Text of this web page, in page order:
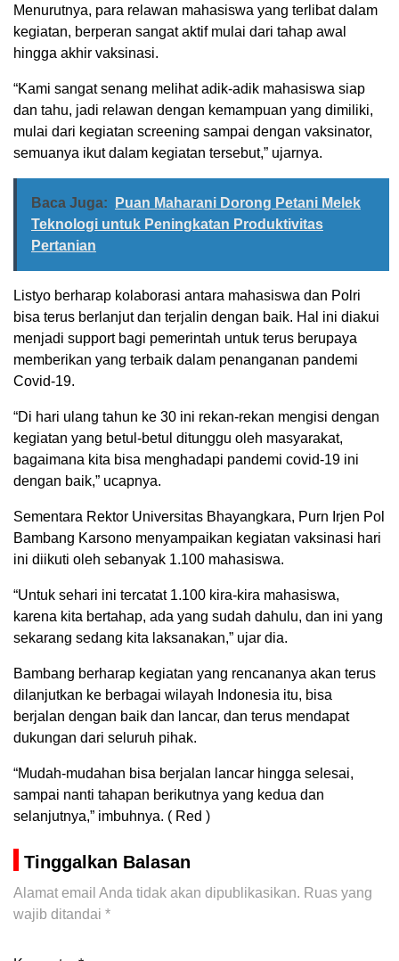
Menurutnya, para relawan mahasiswa yang terlibat dalam
kegiatan, berperan sangat aktif mulai dari tahap awal
hingga akhir vaksinasi.
“Kami sangat senang melihat adik-adik mahasiswa siap
dan tahu, jadi relawan dengan kemampuan yang dimiliki,
mulai dari kegiatan screening sampai dengan vaksinator,
semuanya ikut dalam kegiatan tersebut,” ujarnya.
Baca Juga:
Puan Maharani Dorong Petani Melek
Teknologi untuk Peningkatan Produktivitas
Pertanian
Listyo berharap kolaborasi antara mahasiswa dan Polri
bisa terus berlanjut dan terjalin dengan baik. Hal ini diakui
menjadi support bagi pemerintah untuk terus berupaya
memberikan yang terbaik dalam penanganan pandemi
Covid-19.
“Di hari ulang tahun ke 30 ini rekan-rekan mengisi dengan
kegiatan yang betul-betul ditunggu oleh masyarakat,
bagaimana kita bisa menghadapi pandemi covid-19 ini
dengan baik,” ucapnya.
Sementara Rektor Universitas Bhayangkara, Purn Irjen Pol
Bambang Karsono menyampaikan kegiatan vaksinasi hari
ini diikuti oleh sebanyak 1.100 mahasiswa.
“Untuk sehari ini tercatat 1.100 kira-kira mahasiswa,
karena kita bertahap, ada yang sudah dahulu, dan ini yang
sekarang sedang kita laksanakan,” ujar dia.
Bambang berharap kegiatan yang rencananya akan terus
dilanjutkan ke berbagai wilayah Indonesia itu, bisa
berjalan dengan baik dan lancar, dan terus mendapat
dukungan dari seluruh pihak.
“Mudah-mudahan bisa berjalan lancar hingga selesai,
sampai nanti tahapan berikutnya yang kedua dan
selanjutnya,” imbuhnya. ( Red )
Tinggalkan Balasan
Alamat email Anda tidak akan dipublikasikan. Ruas yang
wajib ditandai *